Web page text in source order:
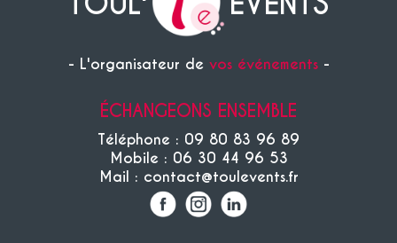
- L'organisateur de vos événements-
ÉCHANGEONS ENSEMBLE
Téléphone : 09 80 83 96 89
Mobile : 06 30 44 96 53
Mail : contact@toulevents.fr